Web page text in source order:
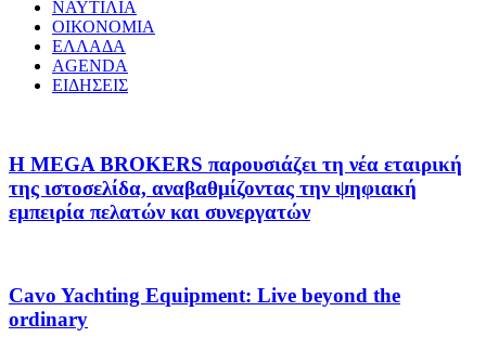
ΝΑΥΤΙΛΙΑ
ΟΙΚΟΝΟΜΙΑ
ΕΛΛΑΔΑ
AGENDA
ΕΙΔΗΣΕΙΣ
Η MEGA BROKERS παρουσιάζει τη νέα εταιρική
της ιστοσελίδα, αναβαθμίζοντας την ψηφιακή
εμπειρία πελατών και συνεργατών
Cavo Yachting Equipment: Live beyond the
ordinary